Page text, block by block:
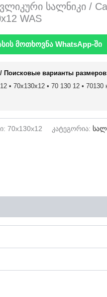
სალნიკი /
WAS
მოთხოვნა WhatsApp-ში
Поисковые варианты
• 70х130х12 • 70 130 12 •
70x130x12 კატეგორია: